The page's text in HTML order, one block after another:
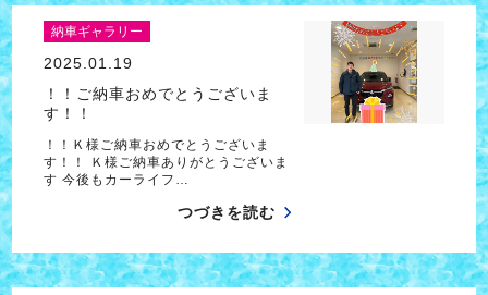
納車ギャラリー
2025.01.19
！！ご納車おめでとうございま
す！！
！！Ｋ様ご納車おめでとうございま
す！！ Ｋ様ご納車ありがとうございま
す 今後もカーライフ…
つづきを読む